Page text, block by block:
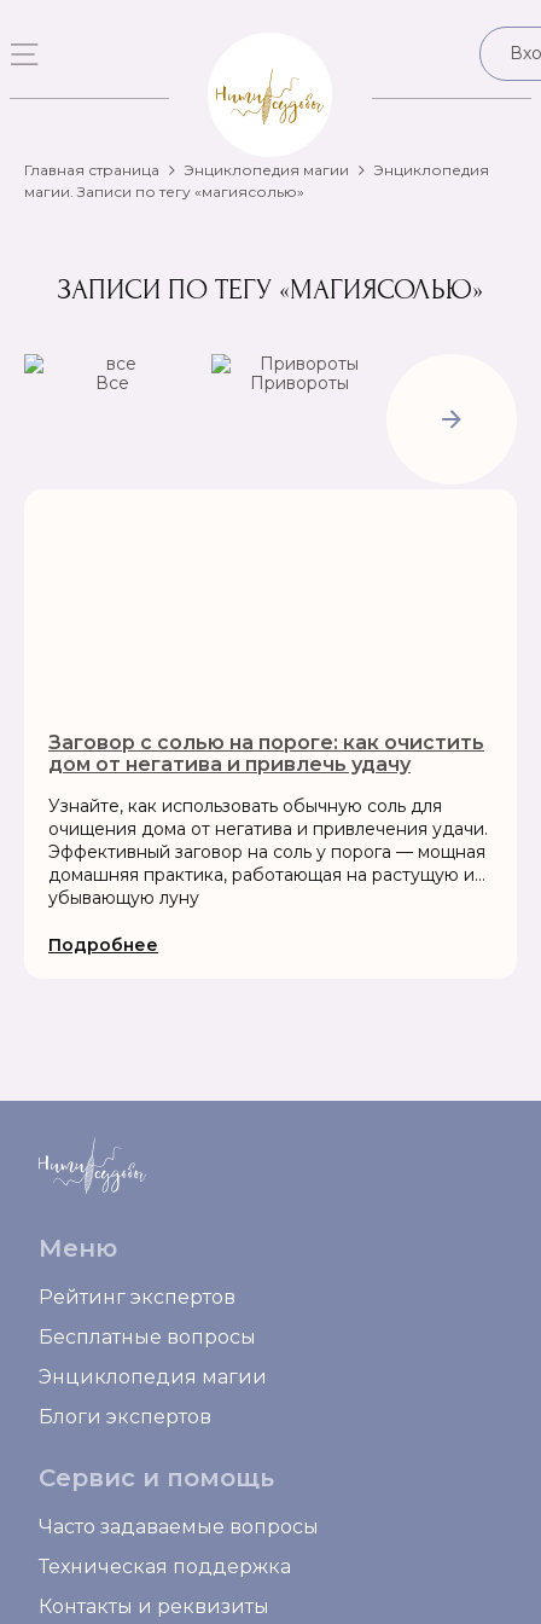
Главная страница Энциклопедия магии
Энциклопедия
магии. Записи по тегу «магиясолью»
ЗАПИСИ ПО ТЕГУ «МАГИЯСОЛЬЮ»
Все
Привороты
Рассорки
Заговор с солью на пороге: как очистить
дом от негатива и привлечь удачу
Узнайте, как использовать обычную соль для
очищения дома от негатива и привлечения удачи.
Эффективный заговор на соль у порога — мощная
домашняя практика, работающая на растущую и
убывающую луну
Подробнее
Меню
Рейтинг экспертов
Бесплатные вопросы
Энциклопедия магии
Блоги экспертов
Сервис и помощь
Часто задаваемые вопросы
Техническая поддержка
Контакты и реквизиты